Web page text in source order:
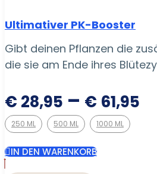
Ultimativer PK-Booster
Gibt deinen Pflanzen die
die sie am Ende ihres
€ 28,95 – € 61,95
250 ML 500 ML 1000 ML
IN DEN WARENKORB